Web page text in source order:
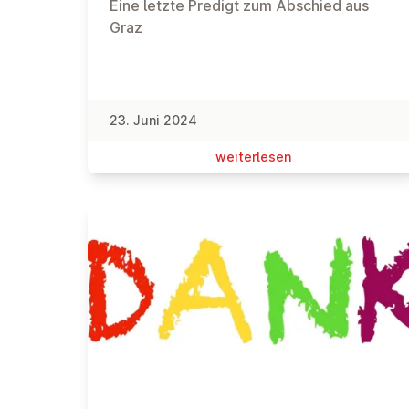
Eine letzte Predigt zum Abschied aus
Graz
23. Juni 2024
wei­ter­le­sen